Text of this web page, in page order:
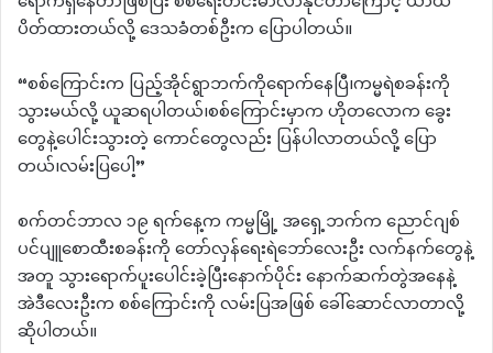
ပိတ်ထားတယ်လို့ ဒေသခံတစ်ဦးက ပြောပါတယ်။
“စစ်ကြောင်းက ပြည့်အိုင်‌ရွာဘက်ကိုရောက်နေပြီ၊ကမ္မရဲစခန်းကို
သွားမယ်လို့ ယူဆရပါတယ်၊စစ်ကြောင်းမှာက ဟိုတလောက ခွေး
တွေနဲ့ပေါင်းသွားတဲ့ ကောင်တွေလည်း ပြန်ပါလာတယ်လို့ ပြော
တယ်၊လမ်းပြပေါ့”
စက်တင်ဘာလ ၁၉ ရက်နေ့က ကမ္မမြို့ အရှေ့ဘက်က ညောင်ဂျစ်
ပင်ပျူစောထီးစခန်းကို တော်လှန်ရေးရဲဘော်လေးဦး လက်နက်တွေနဲ့
အတူ သွားရောက်ပူးပေါင်းခဲ့ပြီးနောက်ပိုင်း နောက်ဆက်‌တွဲအနေနဲ့
အဲဒီလေးဦးက စစ်ကြောင်းကို လမ်းပြအဖြစ် ခေါ်ဆောင်လာတာလို့
ဆိုပါတယ်။